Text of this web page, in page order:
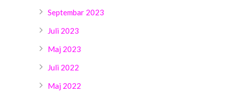
Septembar 2023
Juli 2023
Maj 2023
Juli 2022
Maj 2022